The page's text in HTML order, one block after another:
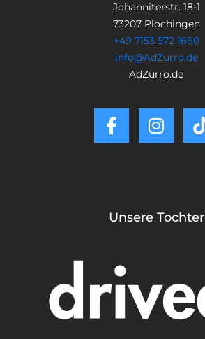
Johanniterstr. 18-1
73207 Plochingen
+49 7153 572 1660
info@AdZurro.de
AdZurro.de
Unsere Tochter